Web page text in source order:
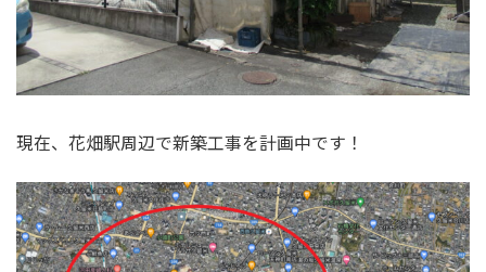
現在、花畑駅周辺で新築工事を計画中です！